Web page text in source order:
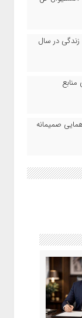
زندگی در سال
صمیمانه